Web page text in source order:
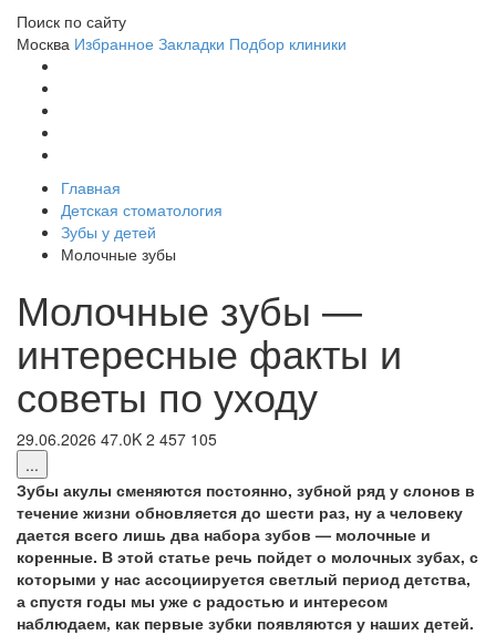
Поиск по сайту
Москва Избранное Закладки Подбор клиники
Главная
Детская стоматология
Зубы у детей
Молочные зубы
Молочные зубы —
интересные факты и
советы по уходу
29.06.2026 47.0K 2 457 105
...
Зубы акулы сменяются постоянно, зубной ряд у слонов в
течение жизни обновляется до шести раз, ну а человеку
дается всего лишь два набора зубов — молочные и
коренные. В этой статье речь пойдет о молочных зубах, с
которыми у нас ассоциируется светлый период детства,
а спустя годы мы уже с радостью и интересом
наблюдаем, как первые зубки появляются у наших детей.